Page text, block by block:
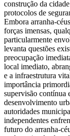
construção da
protocolos de
Embora arranha-
forças imensas,
particularmente
levanta questões
preocupação
local imediato,
e a infraestrutura
importância
supervisão contínua
desenvolvimento
autoridades
independentes
futuro do arranha-